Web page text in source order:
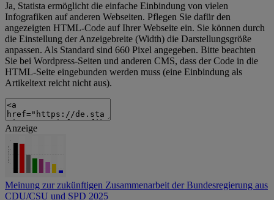
Ja, Statista ermöglicht die einfache Einbindung von vielen
Infografiken auf anderen Webseiten. Pflegen Sie dafür den
angezeigten HTML-Code auf Ihrer Webseite ein. Sie können durch
die Einstellung der Anzeigebreite (Width) die Darstellungsgröße
anpassen. Als Standard sind 660 Pixel angegeben. Bitte beachten
Sie bei Wordpress-Seiten und anderen CMS, dass der Code in die
HTML-Seite eingebunden werden muss (eine Einbindung als
Artikeltext reicht nicht aus).
Anzeige
Meinung zur zukünftigen Zusammenarbeit der Bundesregierung aus
CDU/CSU und SPD 2025